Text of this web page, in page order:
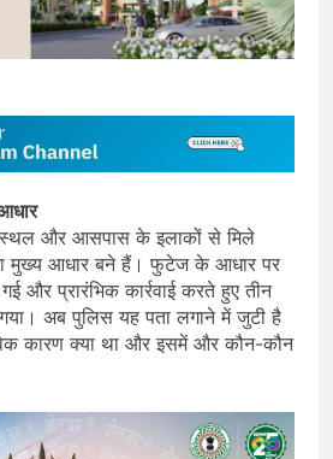
और आसपास के इलाकों से मिले
मुख्य आधार बने हैं। फुटेज के आधार पर
और प्रारंभिक कार्रवाई करते हुए तीन
गया। अब पुलिस यह पता लगाने में जुटी है
कारण क्या था और इसमें और कौन-कौन